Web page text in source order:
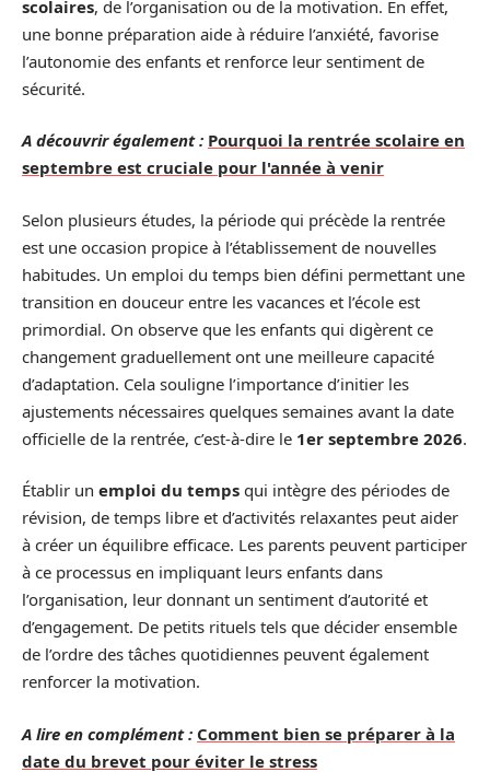
scolaires, de l’organisation ou de la motivation. En effet,
une bonne préparation aide à réduire l’anxiété, favorise
l’autonomie des enfants et renforce leur sentiment de
sécurité.
A découvrir également : Pourquoi la rentrée scolaire en
septembre est cruciale pour l'année à venir
Selon plusieurs études, la période qui précède la rentrée
est une occasion propice à l’établissement de nouvelles
habitudes. Un emploi du temps bien défini permettant une
transition en douceur entre les vacances et l’école est
primordial. On observe que les enfants qui digèrent ce
changement graduellement ont une meilleure capacité
d’adaptation. Cela souligne l’importance d’initier les
ajustements nécessaires quelques semaines avant la date
officielle de la rentrée, c’est-à-dire le 1er septembre 2026.
Établir un emploi du temps qui intègre des périodes de
révision, de temps libre et d’activités relaxantes peut aider
à créer un équilibre efficace. Les parents peuvent participer
à ce processus en impliquant leurs enfants dans
l’organisation, leur donnant un sentiment d’autorité et
d’engagement. De petits rituels tels que décider ensemble
de l’ordre des tâches quotidiennes peuvent également
renforcer la motivation.
A lire en complément : Comment bien se préparer à la
date du brevet pour éviter le stress